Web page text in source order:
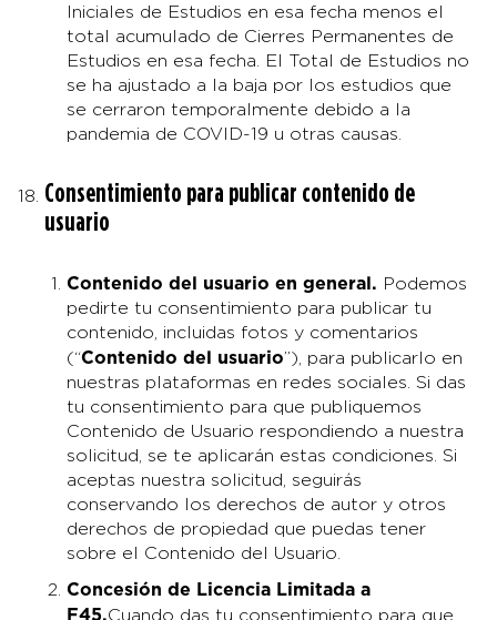
Iniciales de Estudios en esa fecha menos el
total acumulado de Cierres Permanentes de
Estudios en esa fecha. El Total de Estudios no
se ha ajustado a la baja por los estudios que
se cerraron temporalmente debido a la
pandemia de COVID-19 u otras causas.
Consentimiento para publicar contenido de
usuario
Contenido del usuario en general. Podemos
pedirte tu consentimiento para publicar tu
contenido, incluidas fotos y comentarios
(“Contenido del usuario”), para publicarlo en
nuestras plataformas en redes sociales. Si das
tu consentimiento para que publiquemos
Contenido de Usuario respondiendo a nuestra
solicitud, se te aplicarán estas condiciones. Si
aceptas nuestra solicitud, seguirás
conservando los derechos de autor y otros
derechos de propiedad que puedas tener
sobre el Contenido del Usuario.
Concesión de Licencia Limitada a
F45.Cuando das tu consentimiento para que